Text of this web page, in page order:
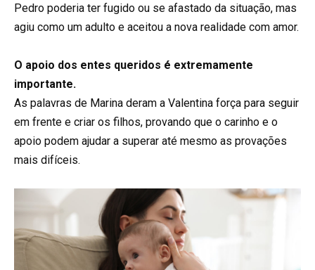
Pedro poderia ter fugido ou se afastado da situação, mas
agiu como um adulto e aceitou a nova realidade com amor.
O apoio dos entes queridos é extremamente
importante.
As palavras de Marina deram a Valentina força para seguir
em frente e criar os filhos, provando que o carinho e o
apoio podem ajudar a superar até mesmo as provações
mais difíceis.